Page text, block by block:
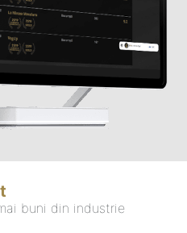
buni din industrie